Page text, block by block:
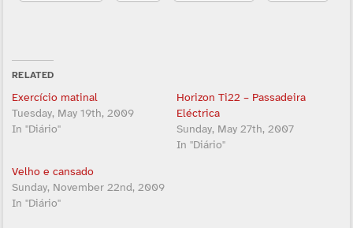
RELATED
Exercí­cio matinal
Tuesday, May 19th, 2009
In "Diário"
Horizon Ti22 – Passadeira
Eléctrica
Sunday, May 27th, 2007
In "Diário"
Velho e cansado
Sunday, November 22nd, 2009
In "Diário"